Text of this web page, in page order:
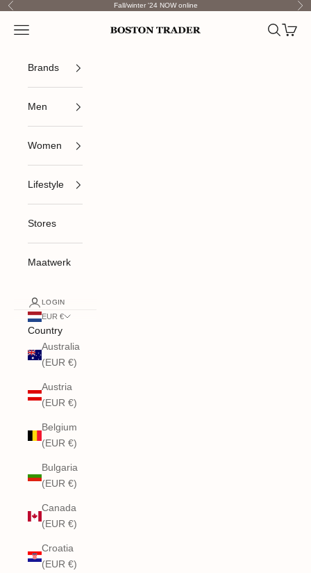
Skip to content
Previous Fall/winter '24 NOW online
Boston Trader
Open navigation menu OpenOpen
Brands
Men
Women
Lifestyle
Stores
Maatwerk
LOGIN
EUR €
Country
Australia
(EUR €)
Austria
(EUR €)
Belgium
(EUR €)
Bulgaria
(EUR €)
Canada
(EUR €)
Croatia
(EUR €)